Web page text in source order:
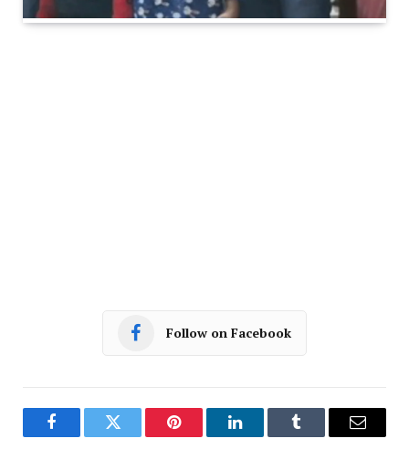
Follow on Facebook
FacebookTwitter Pinterest LinkedInTumblr Email